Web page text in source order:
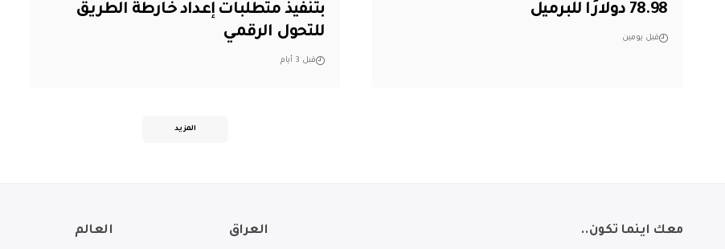
78.98 دولارًا للبرميل
قبل يومين
بتنفيذ متطلبات إعداد خارطة الطريق
للتحول الرقمي
قبل 3 أيام
المزيد
معك اينما تكون.. العراق العالم